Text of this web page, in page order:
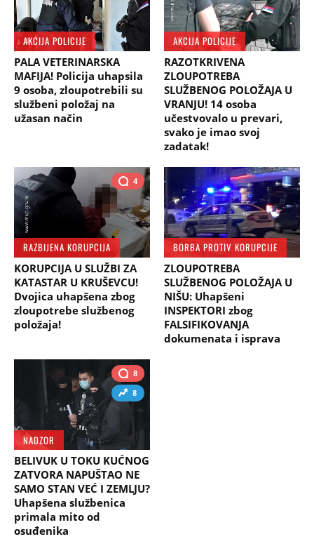
AKCIJA POLICIJE
PALA VETERINARSKA
MAFIJA! Policija uhapsila
9 osoba, zloupotrebili su
službeni položaj na
užasan način
AKCIJA POLICIJE
RAZOTKRIVENA
ZLOUPOTREBA
SLUŽBENOG POLOŽAJA U
VRANJU! 14 osoba
učestvovalo u prevari,
svako je imao svoj
zadatak!
4
RAZBIJENA KORUPCIJA
KORUPCIJA U SLUŽBI ZA
KATASTAR U KRUŠEVCU!
Dvojica uhapšena zbog
zloupotrebe službenog
položaja!
BORBA PROTIV KORUPCIJE
ZLOUPOTREBA
SLUŽBENOG POLOŽAJA U
NIŠU: Uhapšeni
INSPEKTORI zbog
FALSIFIKOVANJA
dokumenata i isprava
8
8
NADZOR
BELIVUK U TOKU KUĆNOG
ZATVORA NAPUŠTAO NE
SAMO STAN VEĆ I ZEMLJU?
Uhapšena službenica
primala mito od
osuđenika